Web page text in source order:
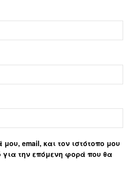
email, και τον ιστότοπο μου
την επόμενη φορά που θα